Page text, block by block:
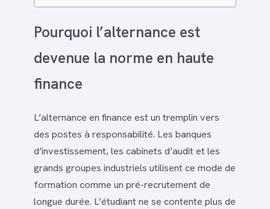
Pourquoi l’alternance est
devenue la norme en haute
finance
L’alternance en finance est un tremplin vers
des postes à responsabilité. Les banques
d’investissement, les cabinets d’audit et les
grands groupes industriels utilisent ce mode de
formation comme un pré-recrutement de
longue durée. L’étudiant ne se contente plus de